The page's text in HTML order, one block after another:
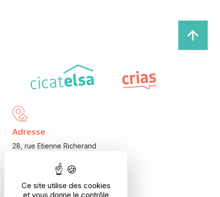
Ce site utilise des cookies
et vous donne le contrôle
Adresse
28, rue Etienne Richerand
Interphone : ELSA
Veuillez prendre rendez-vous